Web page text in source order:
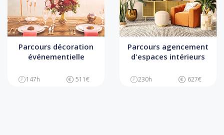
Parcours décoration
événementielle
147h 511€
Parcours agencement
d'espaces intérieurs
230h 627€